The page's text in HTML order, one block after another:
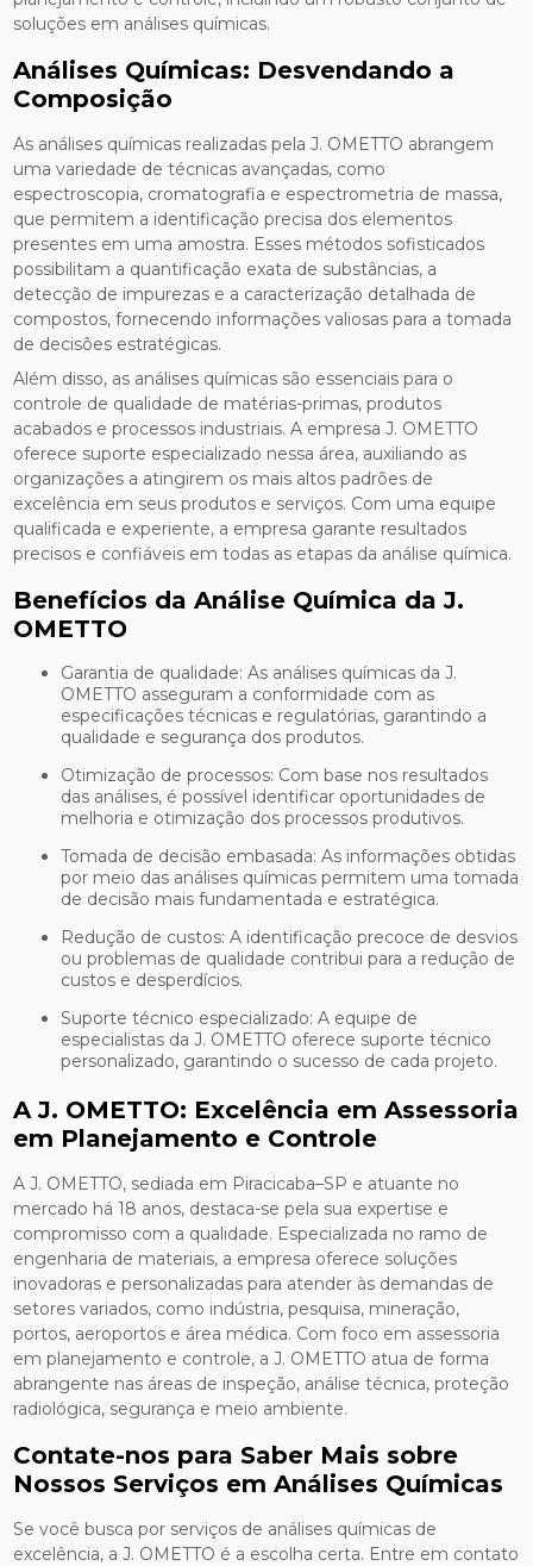
soluções em análises químicas.
Análises Químicas: Desvendando a
Composição
As análises químicas realizadas pela J. OMETTO abrangem
uma variedade de técnicas avançadas, como
espectroscopia, cromatografia e espectrometria de massa,
que permitem a identificação precisa dos elementos
presentes em uma amostra. Esses métodos sofisticados
possibilitam a quantificação exata de substâncias, a
detecção de impurezas e a caracterização detalhada de
compostos, fornecendo informações valiosas para a tomada
de decisões estratégicas.
Além disso, as análises químicas são essenciais para o
controle de qualidade de matérias-primas, produtos
acabados e processos industriais. A empresa J. OMETTO
oferece suporte especializado nessa área, auxiliando as
organizações a atingirem os mais altos padrões de
excelência em seus produtos e serviços. Com uma equipe
qualificada e experiente, a empresa garante resultados
precisos e confiáveis em todas as etapas da análise química.
Benefícios da Análise Química da J.
OMETTO
Garantia de qualidade: As análises químicas da J.
OMETTO asseguram a conformidade com as
especificações técnicas e regulatórias, garantindo a
qualidade e segurança dos produtos.
Otimização de processos: Com base nos resultados
das análises, é possível identificar oportunidades de
melhoria e otimização dos processos produtivos.
Tomada de decisão embasada: As informações obtidas
por meio das análises químicas permitem uma tomada
de decisão mais fundamentada e estratégica.
Redução de custos: A identificação precoce de desvios
ou problemas de qualidade contribui para a redução de
custos e desperdícios.
Suporte técnico especializado: A equipe de
especialistas da J. OMETTO oferece suporte técnico
personalizado, garantindo o sucesso de cada projeto.
A J. OMETTO: Excelência em Assessoria
em Planejamento e Controle
A J. OMETTO, sediada em Piracicaba–SP e atuante no
mercado há 18 anos, destaca-se pela sua expertise e
compromisso com a qualidade. Especializada no ramo de
engenharia de materiais, a empresa oferece soluções
inovadoras e personalizadas para atender às demandas de
setores variados, como indústria, pesquisa, mineração,
portos, aeroportos e área médica. Com foco em assessoria
em planejamento e controle, a J. OMETTO atua de forma
abrangente nas áreas de inspeção, análise técnica, proteção
radiológica, segurança e meio ambiente.
Contate-nos para Saber Mais sobre
Nossos Serviços em Análises Químicas
Se você busca por serviços de análises químicas de
excelência, a J. OMETTO é a escolha certa. Entre em contato